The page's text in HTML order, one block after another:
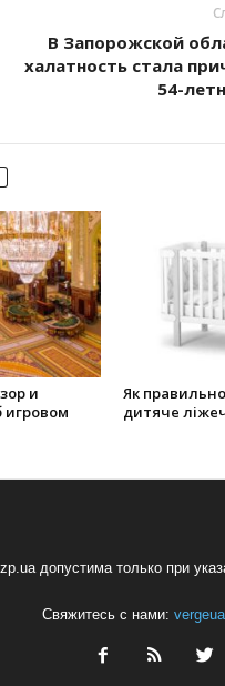
В Запорожской
халатность стала
54-
и
игровом
Як
дитяче
допустима только при
Свяжитесь с нами: